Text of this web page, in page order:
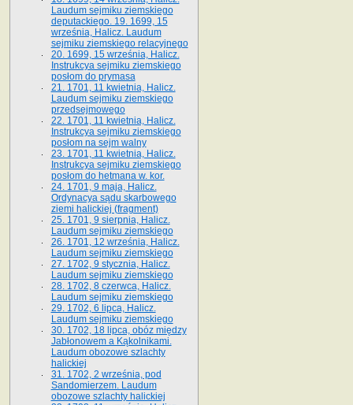
Laudum sejmiku ziemskiego
deputackiego. 19. 1699, 15
września, Halicz. Laudum
sejmiku ziemskiego relacyjnego
20. 1699, 15 września, Halicz.
Instrukcya sejmiku ziemskiego
posłom do prymasa
21. 1701, 11 kwietnia, Halicz.
Laudum sejmiku ziemskiego
przedsejmowego
22. 1701, 11 kwietnia, Halicz.
Instrukcya sejmiku ziemskiego
posłom na sejm walny
23. 1701, 11 kwietnia, Halicz.
Instrukcya sejmiku ziemskiego
posłom do hetmana w. kor.
24. 1701, 9 maja, Halicz.
Ordynacya sądu skarbowego
ziemi halickiej (fragment)
25. 1701, 9 sierpnia, Halicz.
Laudum sejmiku ziemskiego
26. 1701, 12 września, Halicz.
Laudum sejmiku ziemskiego
27. 1702, 9 stycznia, Halicz.
Laudum sejmiku ziemskiego
28. 1702, 8 czerwca, Halicz.
Laudum sejmiku ziemskiego
29. 1702, 6 lipca, Halicz.
Laudum sejmiku ziemskiego
30. 1702, 18 lipca, obóz między
Jabłonowem a Kąkolnikami.
Laudum obozowe szlachty
halickiej
31. 1702, 2 września, pod
Sandomierzem. Laudum
obozowe szlachty halickiej